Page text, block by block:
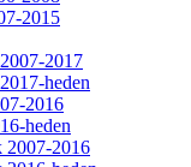
2015
2017
heden
2016
heden
2007-2016